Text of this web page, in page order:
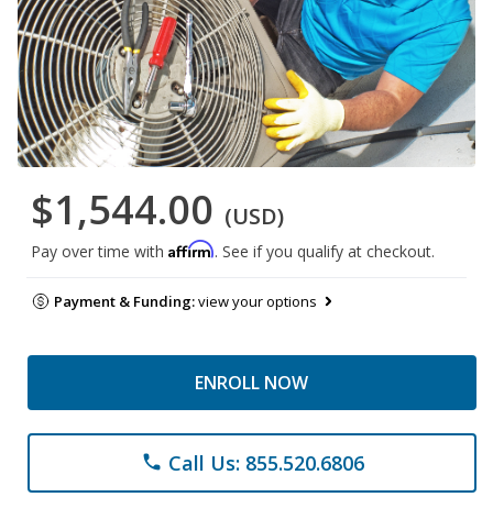
$1,544.00 (USD)
Pay over time with Affirm. See if you qualify at checkout.
Payment & Funding:view your options
ENROLL NOW
phone Call Us: 855.520.6806